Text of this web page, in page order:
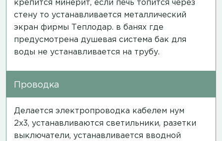
крепится минерит, если печь топится через
стену то устанавливается металлический
экран фирмы Теплодар. в банях где
предусмотрена душевая система бак для
воды не устанавливается на трубу.
Проводка
Делается электропроводка кабелем нум
2х3, устанавливаются светильники, разетки
выключатели, устанавливается вводной